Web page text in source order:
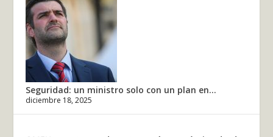
Seguridad: un ministro solo con un plan en...
diciembre 18, 2025